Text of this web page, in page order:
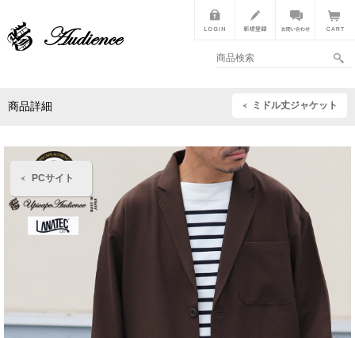
PCサイト
商品詳細 ミドル丈ジャケット